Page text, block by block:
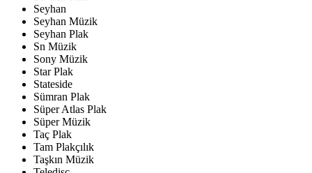
Seyhan
Seyhan Müzik
Seyhan Plak
Sn Müzik
Sony Müzik
Star Plak
Stateside
Sümran Plak
Süper Atlas Plak
Süper Müzik
Taç Plak
Tam Plakçılık
Taşkın Müzik